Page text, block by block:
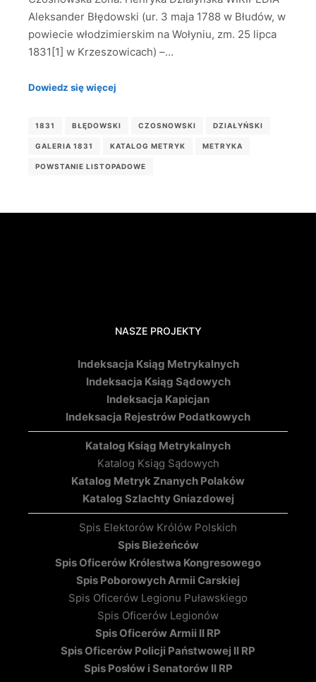
Aleksander Błędowski (ur. 3 maja 1788 w Błudów, w
powiecie włodzimierskim na Wołyniu, zm. 25 lipca
1831[1] w Krzeszowicach) –…
Dowiedz się więcej
1831 BŁĘDOWSKI CZOSNOWSKI DZIAŁYŃSKI
GALERIA 1831 KATALOG METRYK METRYKA
POWSTANIE LISTOPADOWE
NASZE PROJEKTY
Indeksacja Ksiąg Metrykalnych
Indeksacja Ksiąg Sądowych
Indeksacja Kapicjan
Indeksacja Rejestrów Podatkowych
Katalog Ksiąg Metrykalnych
Katalog Ksiąg Sądowych
Katalog Metryk Znanych Polaków
Katalog Szlachty Gniazdowej
Spis Elektorów Królów Polskich
Spis Bieżeńców
Spis Oficerów Królestwa Kongresowego
Spis Poborowych Armii Carskiej
Spis Oficerów Legionu Puławskiego
Spis Oficerów Legionów
Spis Oficerów Armii II RP
Spis Oficerów Policji Państwowej II RP
Spis Posłów i Senatorów II RP